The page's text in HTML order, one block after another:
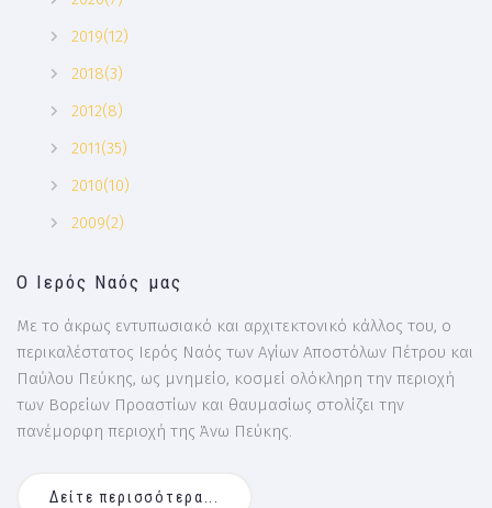
2019(12)
2018(3)
2012(8)
2011(35)
2010(10)
2009(2)
Ο Ιερός Ναός μας
Με το άκρως εντυπωσιακό και αρχιτεκτονικό κάλλος του, ο
περικαλέστατος Ιερός Ναός των Αγίων Αποστόλων Πέτρου και
Παύλου Πεύκης, ως μνημείο, κοσμεί ολόκληρη την περιοχή
των Βορείων Προαστίων και θαυμασίως στολίζει την
πανέμορφη περιοχή της Άνω Πεύκης.
Δείτε περισσότερα...